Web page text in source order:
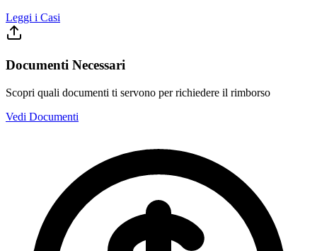
Leggi i Casi
Documenti Necessari
Scopri quali documenti ti servono per richiedere il rimborso
Vedi Documenti